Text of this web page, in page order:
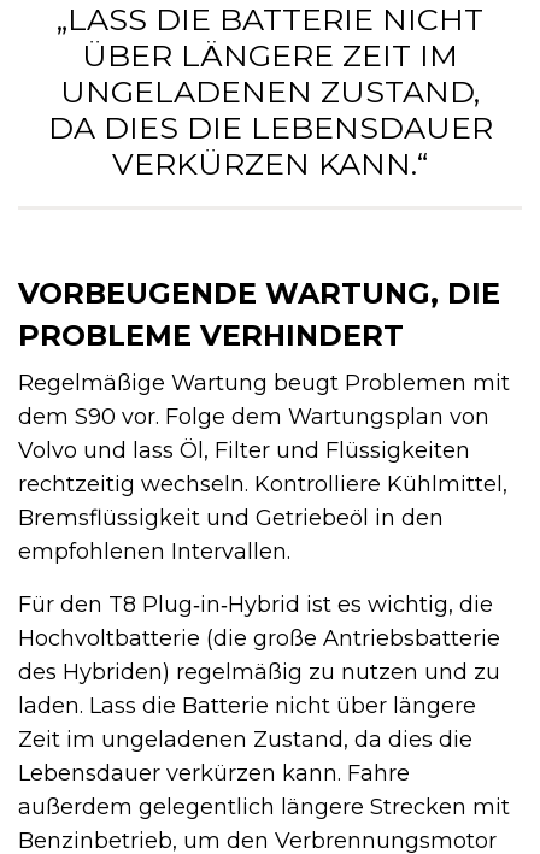
„LASS DIE BATTERIE NICHT
ÜBER LÄNGERE ZEIT IM
UNGELADENEN ZUSTAND,
DA DIES DIE LEBENSDAUER
VERKÜRZEN KANN.“
VORBEUGENDE WARTUNG, DIE
PROBLEME VERHINDERT
Regelmäßige Wartung beugt Problemen mit
dem S90 vor. Folge dem Wartungsplan von
Volvo und lass Öl, Filter und Flüssigkeiten
rechtzeitig wechseln. Kontrolliere Kühlmittel,
Bremsflüssigkeit und Getriebeöl in den
empfohlenen Intervallen.
Für den T8 Plug‑in‑Hybrid ist es wichtig, die
Hochvoltbatterie (die große Antriebsbatterie
des Hybriden) regelmäßig zu nutzen und zu
laden. Lass die Batterie nicht über längere
Zeit im ungeladenen Zustand, da dies die
Lebensdauer verkürzen kann. Fahre
außerdem gelegentlich längere Strecken mit
Benzinbetrieb, um den Verbrennungsmotor